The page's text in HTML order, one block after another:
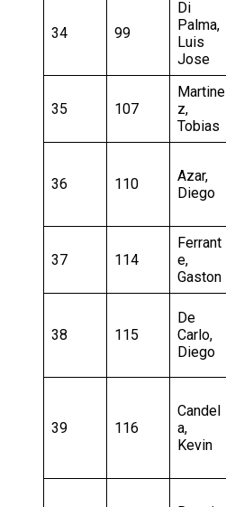
34 99
Di
Palma,
Luis
Jose
35 107
Martine
z,
Tobias
36 110
Azar,
Diego
37 114
Ferrant
e,
Gaston
38 115
De
Carlo,
Diego
39 116
Candel
a,
Kevin